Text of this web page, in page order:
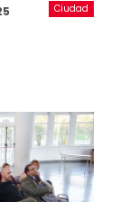
Ciudad